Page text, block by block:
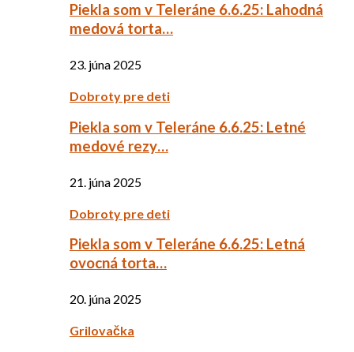
Piekla som v Teleráne 6.6.25: Lahodná
medová torta…
23. júna 2025
Dobroty pre deti
Piekla som v Teleráne 6.6.25: Letné
medové rezy…
21. júna 2025
Dobroty pre deti
Piekla som v Teleráne 6.6.25: Letná
ovocná torta…
20. júna 2025
Grilovačka